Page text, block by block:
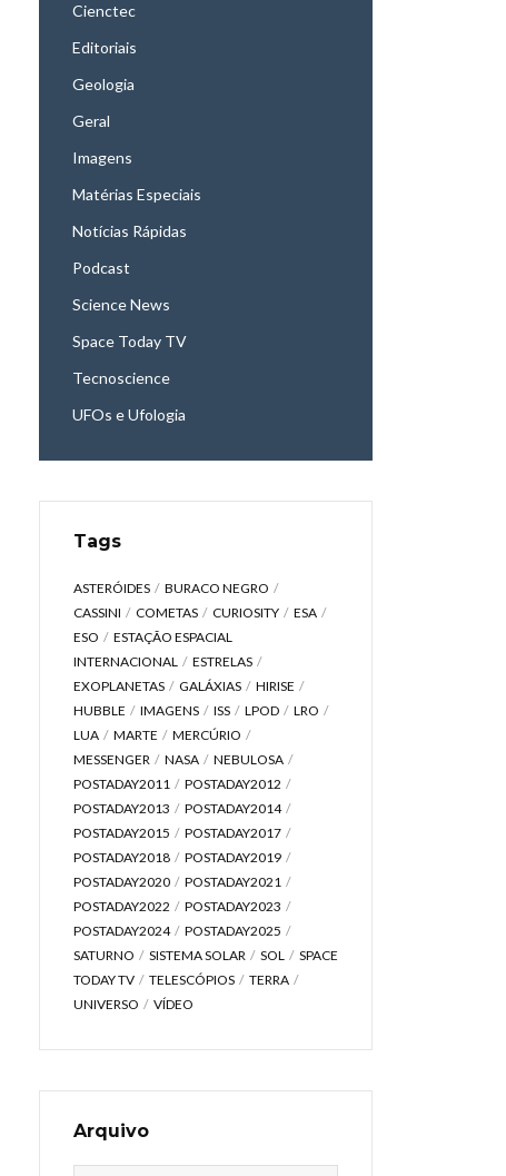
Cienctec
Editoriais
Geologia
Geral
Imagens
Matérias Especiais
Notícias Rápidas
Podcast
Science News
Space Today TV
Tecnoscience
UFOs e Ufologia
Tags
ASTERÓIDES
BURACO NEGRO
CASSINI
COMETAS CURIOSITY
ESA
ESO
ESTAÇÃO ESPACIAL
INTERNACIONAL
ESTRELAS
EXOPLANETAS
GALÁXIAS
HIRISE
HUBBLE
IMAGENS ISS LPOD
LRO
LUA
MARTE
MERCÚRIO
MESSENGER
NASA
NEBULOSA
POSTADAY2011
POSTADAY2012
POSTADAY2013
POSTADAY2014
POSTADAY2015
POSTADAY2017
POSTADAY2018
POSTADAY2019
POSTADAY2020
POSTADAY2021
POSTADAY2022
POSTADAY2023
POSTADAY2024
POSTADAY2025
SATURNO
SISTEMA SOLAR SOL
SPACE
TODAY TV
TELESCÓPIOS
TERRA
UNIVERSO
VÍDEO
Arquivo